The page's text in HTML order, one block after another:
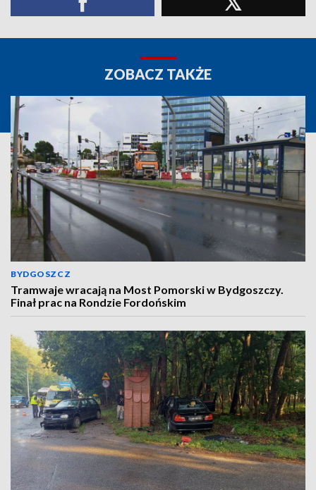
ZOBACZ TAKŻE
BYDGOSZCZ
Tramwaje wracają na Most Pomorski w Bydgoszczy.
Finał prac na Rondzie Fordońskim